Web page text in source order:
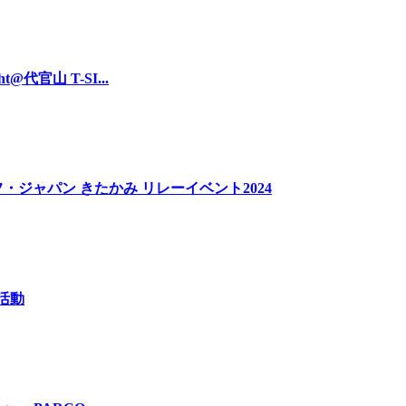
代官山 T-SI...
ジャパン きたかみ リレーイベント2024
動